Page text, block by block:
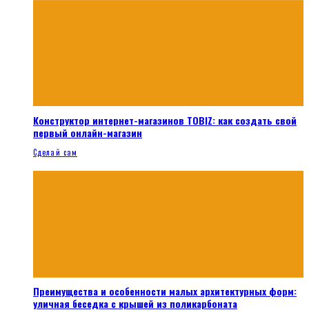
Конструктор интернет-магазинов TOBIZ: как создать свой
первый онлайн-магазин
Сделай сам
Преимущества и особенности малых архитектурных форм:
уличная беседка с крышей из поликарбоната